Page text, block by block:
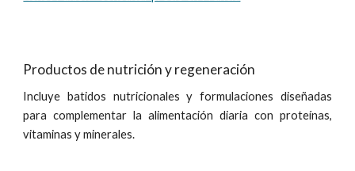
Productos de nutrición y regeneración
Incluye batidos nutricionales y formulaciones diseñadas
para complementar la alimentación diaria con proteínas,
vitaminas y minerales.